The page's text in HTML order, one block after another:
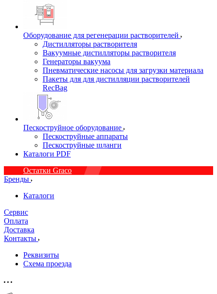
Оборудование для регенерации растворителей
Дистилляторы растворителя
Вакуумные дистилляторы растворителя
Генераторы вакуума
Пневматические насосы для загрузки материала
Пакеты для для дистилляции растворителей
RecBag
Пескоструйное оборудование
Пескоструйные аппараты
Пескоструйные шланги
Каталоги PDF
Остатки Graco
Бренды
Каталоги
Сервис
Оплата
Доставка
Контакты
Реквизиты
Схема проезда